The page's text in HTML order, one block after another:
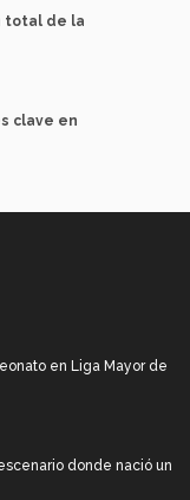
total de la
clave en
en Liga Mayor de
donde nació un